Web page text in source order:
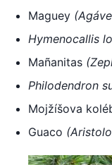
Maguey (
Hymenocallis
Mañanitas (
Philodendron
Mojžíšova
Guaco